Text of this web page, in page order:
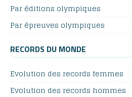
Par éditions olympiques
Par épreuves olympiques
RECORDS DU MONDE
Evolution des records femmes
Evolution des records hommes